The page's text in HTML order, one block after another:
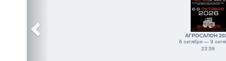
АГРОСАЛОН
6 октября — 9
23:59